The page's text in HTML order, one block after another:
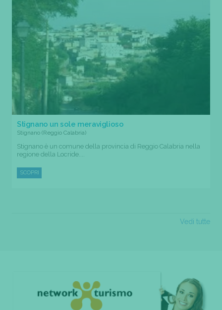
Stignano un sole meraviglioso
Stignano (Reggio Calabria)
Stignano è un comune della provincia di Reggio Calabria nella
regione della Locride....
SCOPRI
Vedi tutte